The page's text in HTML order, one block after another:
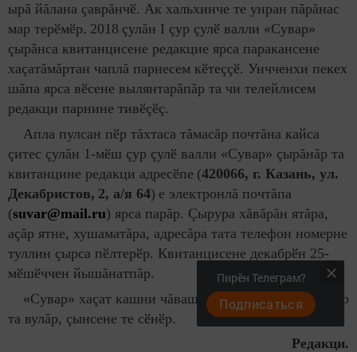
ырă йăлана çаврăнчӗ. Ак хальхинче те унран пăрăнас
мар терӗмӗр. 2018 çулăн I çур çулӗ валли «Сувар»
çырăнса квитанцисене редакцие ярса паракансене
хаçатăмăртан чаплă парнесем кӗтеççӗ. Унчченхи пекех
шăпа ярса вӗсене вылянтарăпăр та чи телейлисем
редакци парнине тивӗçӗç.
Апла пулсан пӗр тăхтаса тăмасăр почтăна кайса
çитес çулăн 1-мӗш çур çулӗ валли «Сувар» çырăнăр та
квитанцине редакци адресӗпе (420066, г. Казань, ул.
Декабристов, 2, а/я 64) е электронлă почтăпа
(suvar@mail.ru) ярса парăр. Çырура хăвăрăн ятăра,
аçăр ятне, хушаматăра, адресăра тата телефон номерне
туллин çырса пӗлтерӗр. Квитанцисене декабрӗн 25-
мӗшӗччен йышăнатпăр.
«Сувар» хаçат кашни чăваш çемйинче пултăр, хăвăр
та вулăр, çынсене те сӗнӗр.
Редакци.
Пирӗн Телеграм?
Подписаться